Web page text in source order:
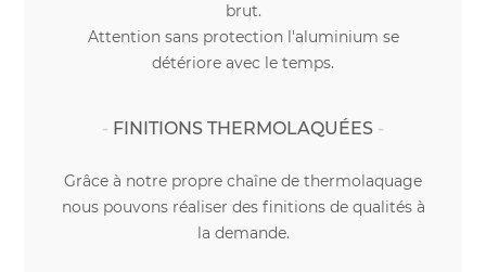
brut.
Attention sans protection l'aluminium se
détériore avec le temps.
FINITIONS THERMOLAQUÉES
Grâce à notre propre chaîne de thermolaquage
nous pouvons réaliser des finitions de qualités à
la demande.